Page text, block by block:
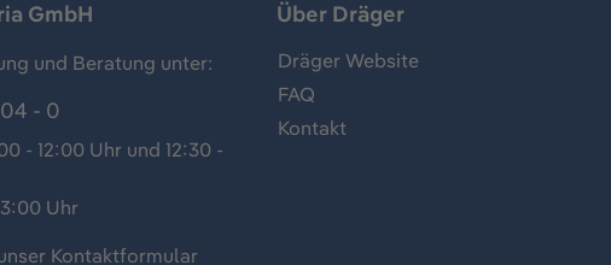
GmbH
und Beratung unter:
- 0
- 12:00 Uhr und 12:30 -
Uhr
Kontaktformular
Über Dräger
Dräger Website
FAQ
Kontakt